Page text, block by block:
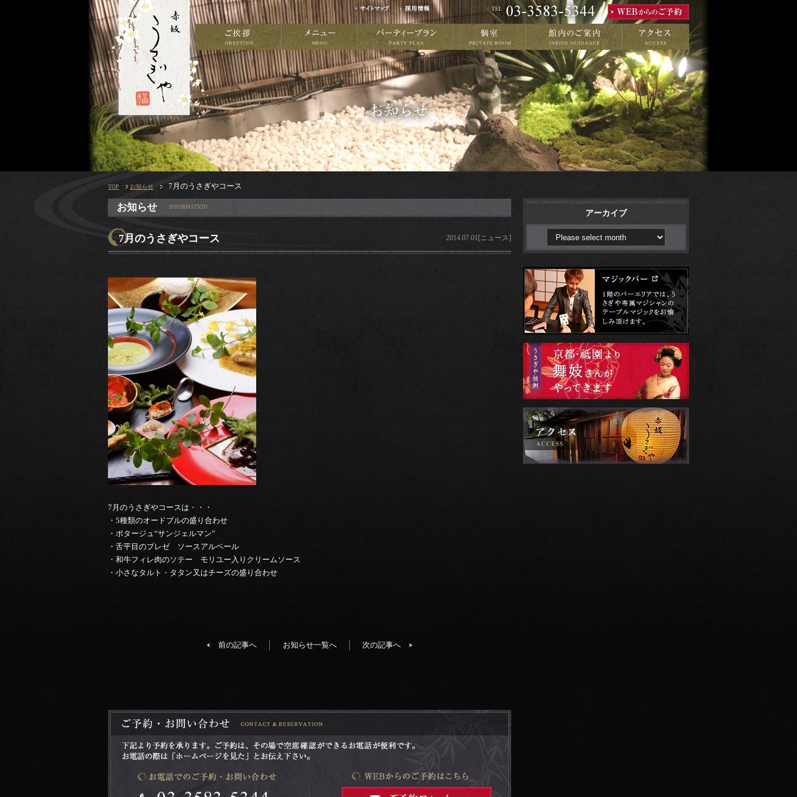
TOP お知らせ 7月のうさぎやコース
お知らせ INFORMATION
7月のうさぎやコース 2014.07.01[ニュース]
7月のうさぎやコースは・・・
・5種類のオードブルの盛り合わせ
・ポタージュ“サンジェルマン”
・舌平目のブレゼ ソースアルベール
・和牛フィレ肉のソテー モリユー入りクリームソース
・小さなタルト・タタン又はチーズの盛り合わせ
前の記事へ お知らせ一覧へ 次の記事へ
アーカイブ